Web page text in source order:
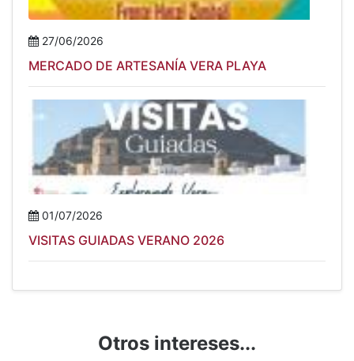
27/06/2026
MERCADO DE ARTESANÍA VERA PLAYA
01/07/2026
VISITAS GUIADAS VERANO 2026
Otros intereses...